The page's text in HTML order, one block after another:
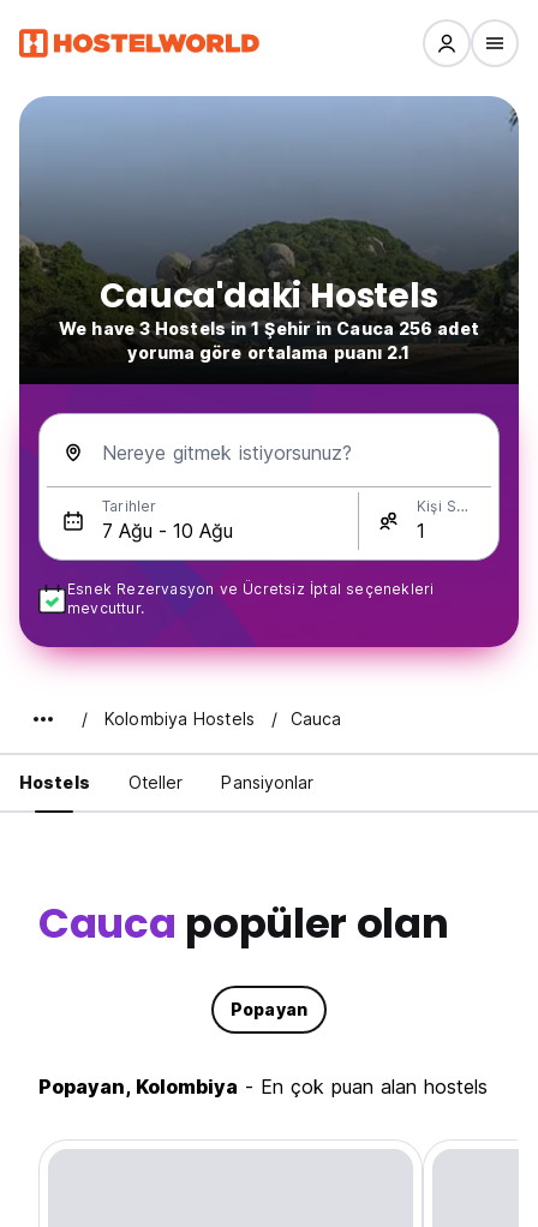
Cauca'daki Hostels
We have 3 Hostels in 1 Şehir in Cauca 256 adet
yoruma göre ortalama puanı 2.1
Nereye gitmek istiyorsunuz?
Tarihler Kişi Sayısı
Esnek Rezervasyon ve Ücretsiz İptal seçenekleri
mevcuttur.
Kolombiya Hostels Cauca
Hostels Oteller Pansiyonlar
Cauca popüler olan
Popayan
Popayan, Kolombiya - En çok puan alan hostels